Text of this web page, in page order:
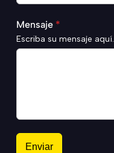
Mensaje *
Escriba su mensaje aquí.
Enviar